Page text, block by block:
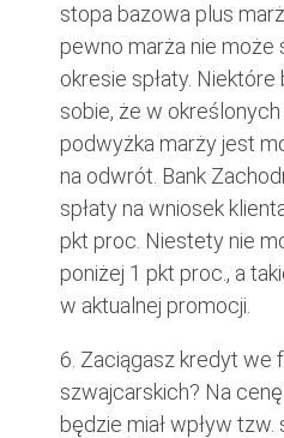
stopa bazowa plus
pewno marża nie może
okresie spłaty. Niektóre
sobie, że w
podwyżka marży jest
na odwrót. Bank
spłaty na wniosek
pkt proc. Niestety nie
poniżej 1 pkt proc., a
w aktualnej promocji.
6. Zaciągasz kredyt we
szwajcarskich? Na
będzie miał wpływ tzw.